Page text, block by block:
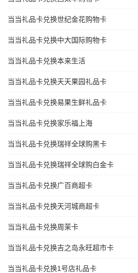
当当礼品卡兑换世纪金花购物卡
当当礼品卡兑换中大国际购物卡
当当礼品卡兑换本来生活
当当礼品卡兑换天天果园礼品卡
当当礼品卡兑换易果生鲜礼品卡
当当礼品卡兑换家乐福上海
当当礼品卡兑换瑞祥全球购黑卡
当当礼品卡兑换瑞祥全球购白金卡
当当礼品卡兑换广百商超卡
当当礼品卡兑换天河城商超卡
当当礼品卡兑换周茉卡
当当礼品卡兑换吉之岛永旺超市卡
当当礼品卡兑换1号店礼品卡